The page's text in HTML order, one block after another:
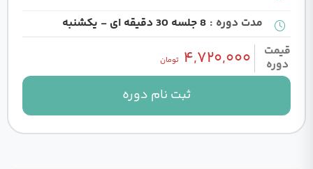
مدت دوره : 8 جلسه 30 دقیقه ای - یکشنبه
قیمت
دوره
۴,۷۲۰,۰۰۰ تومان
ثبت نام دوره